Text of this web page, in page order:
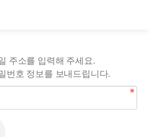
주소를 입력해 주세요.
번호 정보를 보내드립니다.